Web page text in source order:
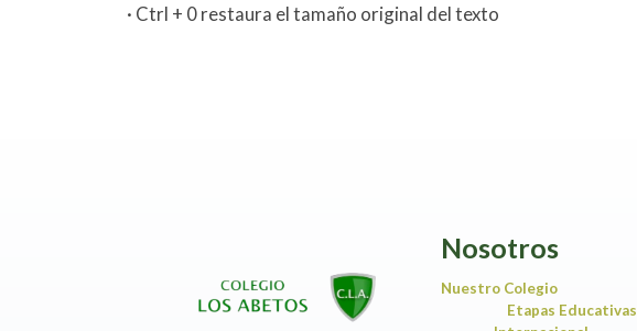
· Ctrl + 0 restaura el tamaño original del texto
Nosotros
Nuestro Colegio
Etapas Educativas